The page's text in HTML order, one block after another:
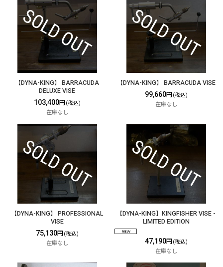
【DYNA-KING】 BARRACUDA
DELUXE VISE
103,400円 (税込)
在庫なし
【DYNA-KING】 BARRACUDA VISE
99,660円 (税込)
在庫なし
【DYNA-KING】 PROFESSIONAL
VISE
75,130円 (税込)
在庫なし
【DYNA-KING】KINGFISHER VISE -
LIMITED EDITION
47,190円 (税込)
在庫なし